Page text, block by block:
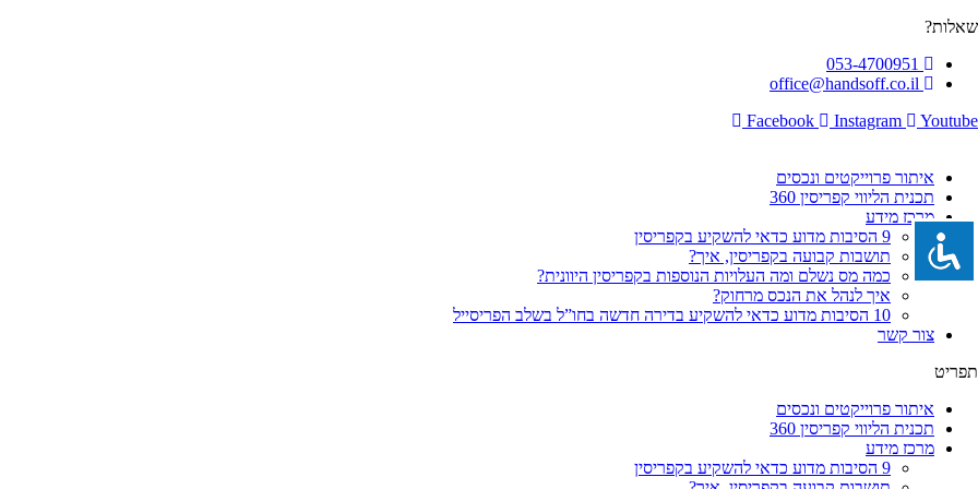
דלג
שאלות?
053-4700951
office@handsoff.co.il
Facebook
Instagram Youtube
איתור פרוייקטים ונכסים
תכנית הליווי קפריסין 360
מרכז מידע
9 הסיבות מדוע כדאי להשקיע בקפריסין
תושבות קבועה בקפריסין, איך?
כמה מס נשלם ומה העלויות הנוספות בקפריסין היוונית?
איך לנהל את הנכס מרחוק?
10 הסיבות מדוע כדאי להשקיע בדירה חדשה בחו”ל בשלב הפריסייל
צור קשר
תפריט
איתור פרוייקטים ונכסים
תכנית הליווי קפריסין 360
מרכז מידע
9 הסיבות מדוע כדאי להשקיע בקפריסין